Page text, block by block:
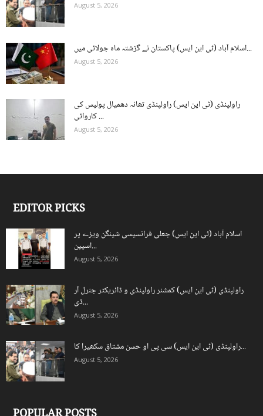
August 5, 2026
اسلام آباد (ٹی این ایس) پاکستان نے گزشتہ ماہ جولائی میں...
August 5, 2026
راولپنڈی (ٹی این ایس) راولپنڈی تھانہ دھمیال پولیس کی
کاروائی ...
August 5, 2026
EDITOR PICKS
اسلام آباد (ٹی این ایس) جعلی فرانسیسی شینگن ویزے پر
اسپین...
August 5, 2026
راولپنڈی (ٹی این ایس) کمشنر راولپنڈی و ڈائریکٹر جنرل آر
ڈی...
August 5, 2026
راولپنڈی (ٹی این ایس) سی پی او حسن مشتاق سکھیرا کا...
August 5, 2026